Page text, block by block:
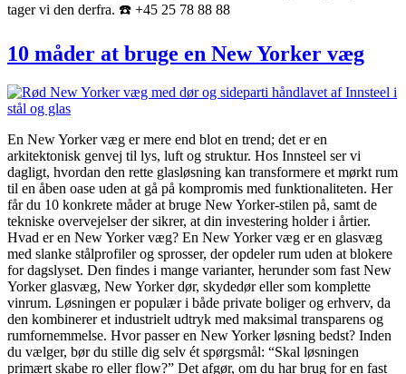
tager vi den derfra. ☎️ +45 25 78 88 88
10 måder at bruge en New Yorker væg
En New Yorker væg er mere end blot en trend; det er en
arkitektonisk genvej til lys, luft og struktur. Hos Innsteel ser vi
dagligt, hvordan den rette glasløsning kan transformere et mørkt rum
til en åben oase uden at gå på kompromis med funktionaliteten. Her
får du 10 konkrete måder at bruge New Yorker-stilen på, samt de
tekniske overvejelser der sikrer, at din investering holder i årtier.
Hvad er en New Yorker væg? En New Yorker væg er en glasvæg
med slanke stålprofiler og sprosser, der opdeler rum uden at blokere
for dagslyset. Den findes i mange varianter, herunder som fast New
Yorker glasvæg, New Yorker dør, skydedør eller som komplette
vinrum. Løsningen er populær i både private boliger og erhverv, da
den kombinerer et industrielt udtryk med maksimal transparens og
rumfornemmelse. Hvor passer en New Yorker løsning bedst? Inden
du vælger, bør du stille dig selv ét spørgsmål: “Skal løsningen
primært skabe ro eller flow?” Det afgør, om du har brug for en fast